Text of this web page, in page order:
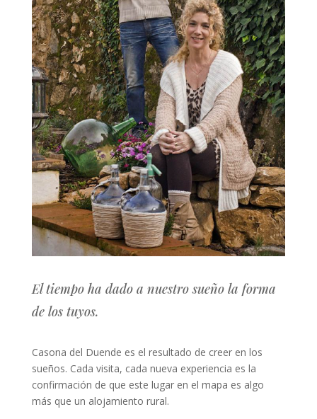
El tiempo ha dado a nuestro sueño la forma
de los tuyos.
Casona del Duende es el resultado de creer en los
sueños. Cada visita, cada nueva experiencia es la
confirmación de que este lugar en el mapa es algo
más que un alojamiento rural.